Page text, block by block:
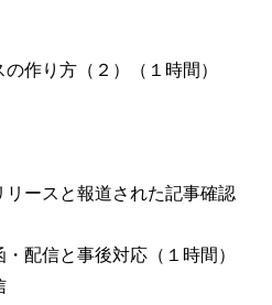
作り方（２）（１時間）
ースと報道された記事確認
配信と事後対応（１時間）